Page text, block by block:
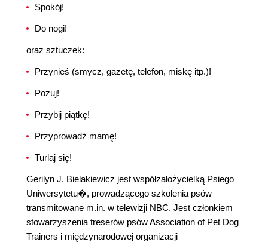
Spokój!
Do nogi!
oraz sztuczek:
Przynieś (smycz, gazetę, telefon, miskę itp.)!
Pozuj!
Przybij piątkę!
Przyprowadź mamę!
Turlaj się!
Gerilyn J. Bielakiewicz jest współzałożycielką Psiego
Uniwersytetu�, prowadzącego szkolenia psów
transmitowane m.in. w telewizji NBC. Jest członkiem
stowarzyszenia treserów psów Association of Pet Dog
Trainers i międzynarodowej organizacji